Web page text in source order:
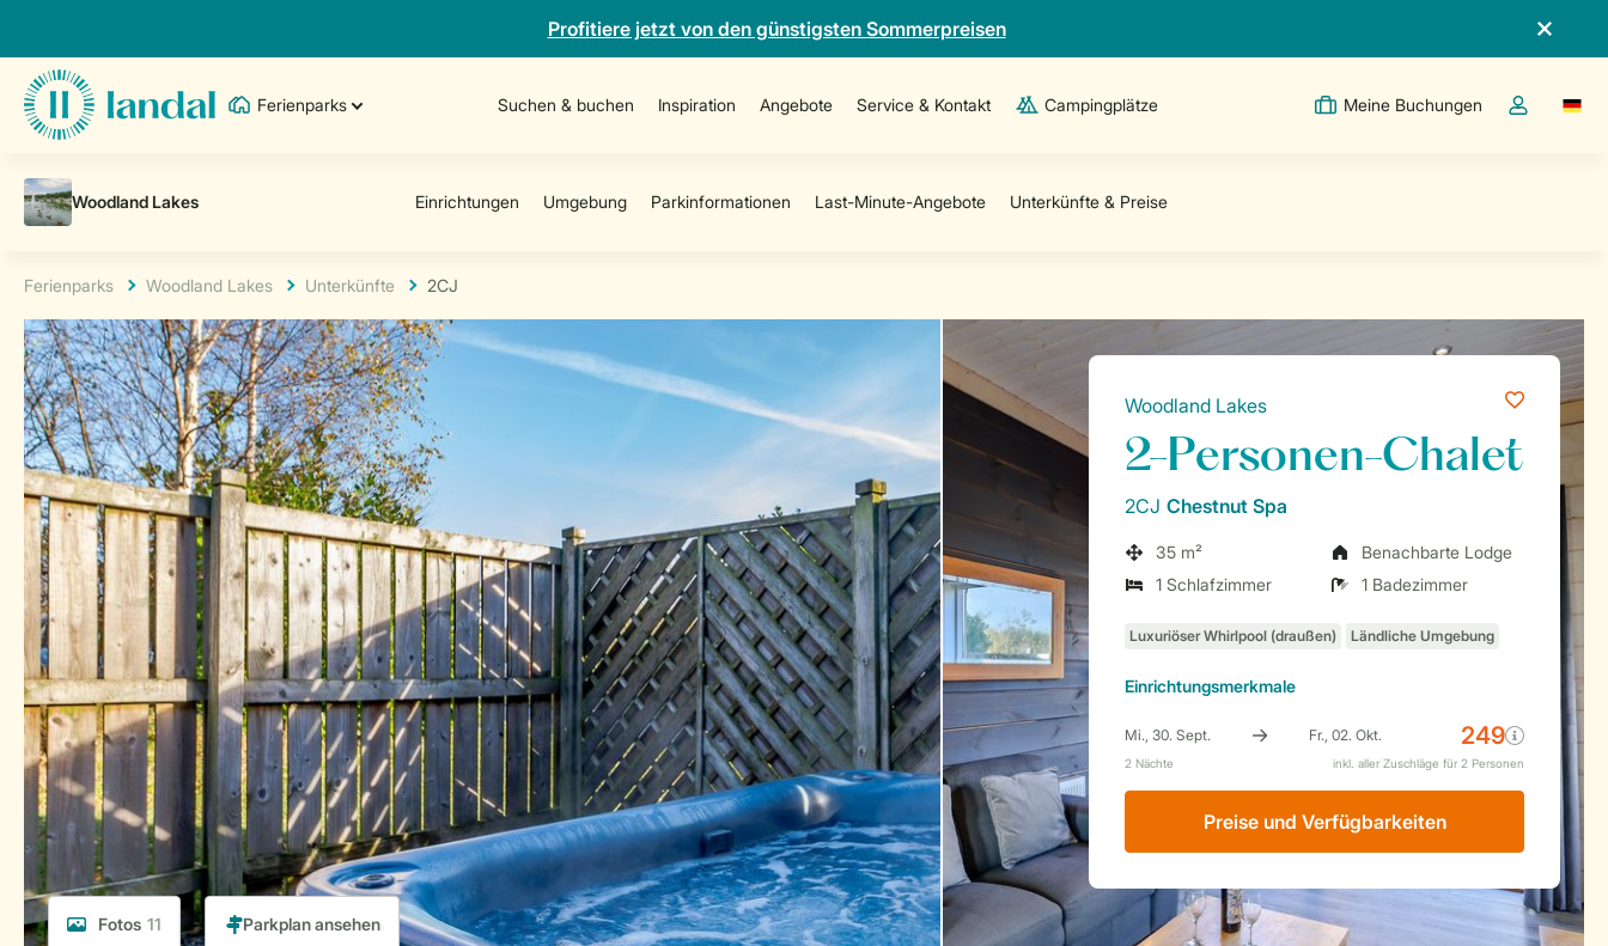
Profitiere jetzt von den günstigsten Sommerpreisen
Ferienparks Suchen & buchen Inspiration Angebote Service & Kontakt Campingplätze Meine Buchungen
Dropdown-
Ferienparks Woodland Lakes Unterkünfte 2CJ
Fotos 11
Woodland Lakes
2-Personen-Chalet
2CJ Chestnut Spa
35 m²
Benachbarte Lodge
1 Schlafzimmer
1 Badezimmer
Einrichtungsmerkmale
Preise und Verfügbarkeiten